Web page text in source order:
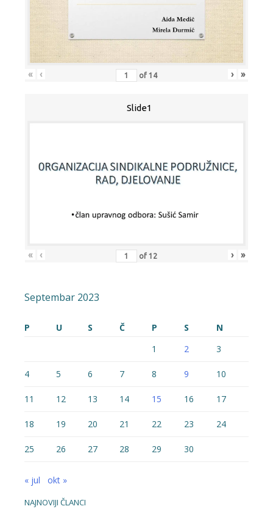
« ‹ of 14 › »
Slide1
« ‹ of 12 › »
Septembar 2023
P U S Č P S
N
1
2 3
4 5 6 7 8 9 10
11 12 13 14 15 16 17
18 19 20 21 22 23 24
25 26 27 28 29 30
« jul okt »
NAJNOVIJI ČLANCI